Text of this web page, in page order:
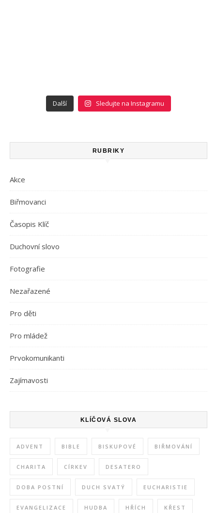
Další Sledujte na Instagramu
RUBRIKY
Akce
Biřmovanci
Časopis Klíč
Duchovní slovo
Fotografie
Nezařazené
Pro děti
Pro mládež
Prvokomunikanti
Zajímavosti
KLÍČOVÁ SLOVA
ADVENT BIBLE BISKUPOVÉ BIŘMOVÁNÍ
CHARITA CÍRKEV DESATERO
DOBA POSTNÍ DUCH SVATÝ EUCHARISTIE
EVANGELIZACE HUDBA HŘÍCH KŘEST